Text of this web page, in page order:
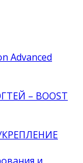
Advanced
– BOOST